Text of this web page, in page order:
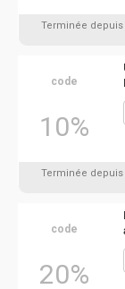
Terminée depuis
code
10%
Terminée depuis
code
20%